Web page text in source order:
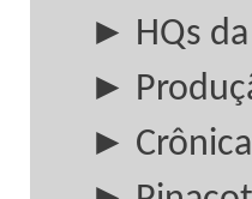
► HQs
►
►